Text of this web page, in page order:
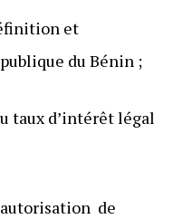
et
du Bénin ;
taux d’intérêt légal
de